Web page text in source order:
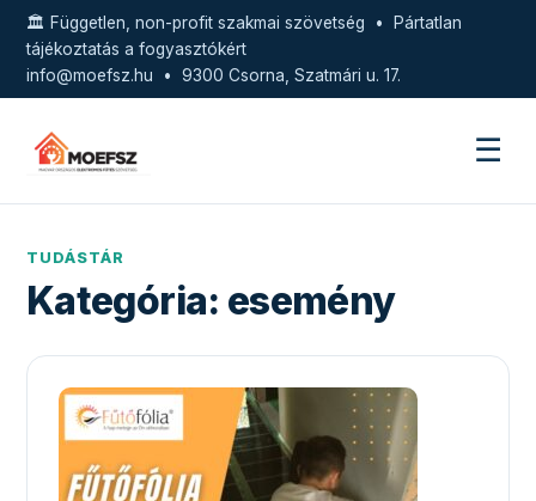
🏛️ Független, non-profit szakmai szövetség • Pártatlan
tájékoztatás a fogyasztókért
info@moefsz.hu • 9300 Csorna, Szatmári u. 17.
☰
TUDÁSTÁR
Kategória: esemény